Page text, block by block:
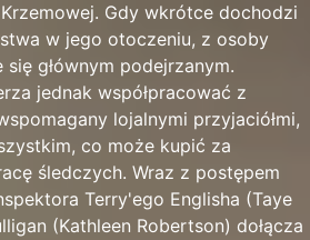
Gdy wkrótce dochodzi
w jego otoczeniu, z osoby
się głównym podejrzanym.
jednak współpracować z
lojalnymi przyjaciółmi,
co może kupić za
śledczych. Wraz z postępem
Terry'ego Englisha (Taye
(Kathleen Robertson) dołącza